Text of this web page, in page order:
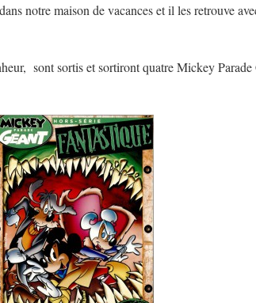
notre maison de vacances et il les retrouve
sont sortis et sortiront quatre Mickey